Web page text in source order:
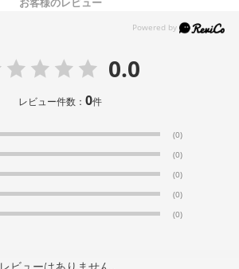
お客様のレビュー
0.0
レビュー件数：0件
(0)
(0)
(0)
(0)
(0)